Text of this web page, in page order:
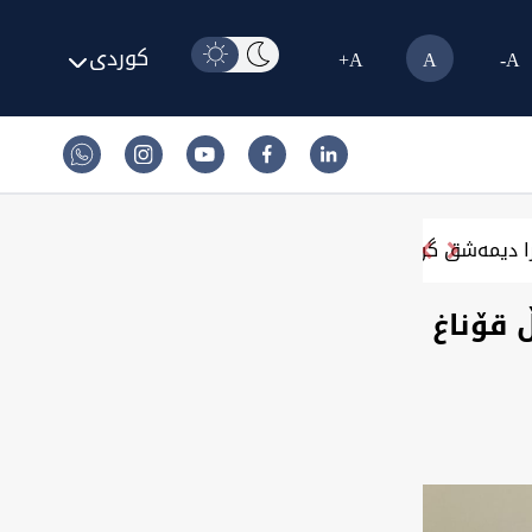
A-
A
A+ کوردی
گرنگی ئەرا بانان کورد سووریا دیرێد
قۆناغ